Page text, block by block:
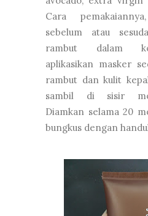
Cara
sebelum atau
rambut dalam
aplikasikan masker
rambut dan kulit
sambil di sisir
Diamkan selama 20
bungkus dengan